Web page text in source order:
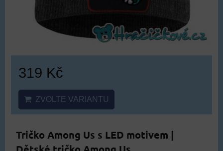
319 Kč
ZVOLTE VARIANTU
Tričko Among Us s LED motivem |